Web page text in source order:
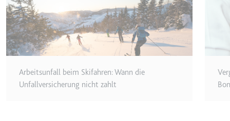
Ablauf:
Beständig
Typ:
IndexedDB
Arbeitsunfall beim Skifahren: Wann die
Unfallversicherung nicht zahlt